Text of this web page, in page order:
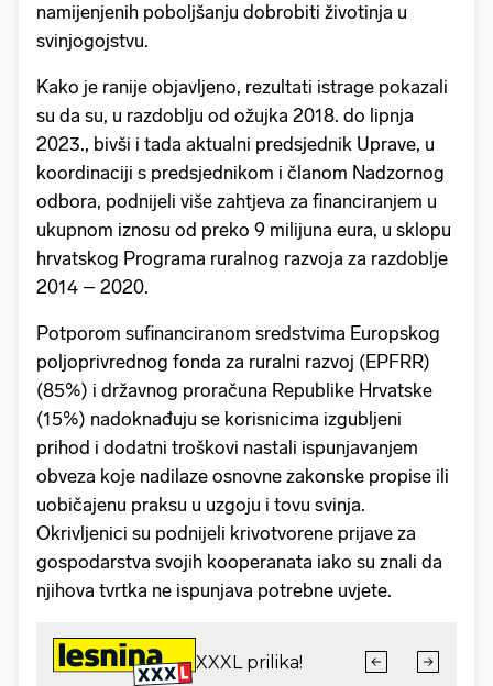
namijenjenih poboljšanju dobrobiti životinja u
svinjogojstvu.
Kako je ranije objavljeno, rezultati istrage pokazali
su da su, u razdoblju od ožujka 2018. do lipnja
2023., bivši i tada aktualni predsjednik Uprave, u
koordinaciji s predsjednikom i članom Nadzornog
odbora, podnijeli više zahtjeva za financiranjem u
ukupnom iznosu od preko 9 milijuna eura, u sklopu
hrvatskog Programa ruralnog razvoja za razdoblje
2014 – 2020.
Potporom sufinanciranom sredstvima Europskog
poljoprivrednog fonda za ruralni razvoj (EPFRR)
(85%) i državnog proračuna Republike Hrvatske
(15%) nadoknađuju se korisnicima izgubljeni
prihod i dodatni troškovi nastali ispunjavanjem
obveza koje nadilaze osnovne zakonske propise ili
uobičajenu praksu u uzgoju i tovu svinja.
Okrivljenici su podnijeli krivotvorene prijave za
gospodarstva svojih kooperanata iako su znali da
njihova tvrtka ne ispunjava potrebne uvjete.